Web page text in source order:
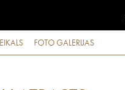
FOTO GALERIJAS